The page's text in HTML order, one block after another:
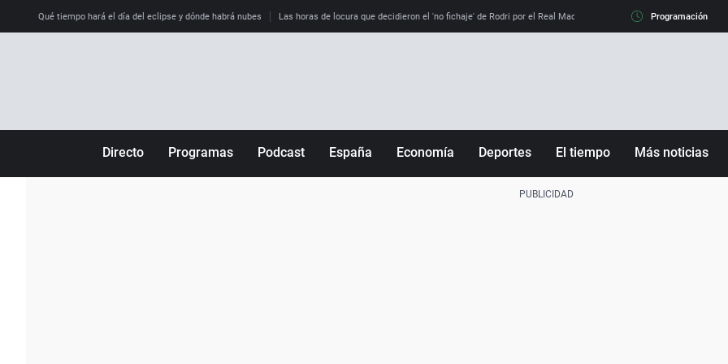
Qué tiempo hará el día del eclipse y dónde habrá nubes Las horas de locura que decidieron el 'no fichaje' de Rodri por el Real Madrid y su 'sí' al Barça La llamada
Programación
Directo Programas Podcast España Economía Deportes El tiempo Más noticias